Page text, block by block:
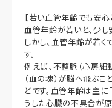
【若い血管年齢でも安心
血管年齢が若いと、少し
しかし、血管年齢が若
す。
例えば、不整脈（心房細
（血の塊）が脳へ飛ぶこ
どです。血管年齢は主に
うした心臓の不具合が